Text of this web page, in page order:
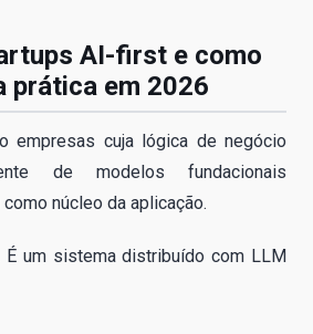
AI-first e como
prática em 2026
empresas cuja lógica de negócio
de modelos fundacionais
núcleo da aplicação.
É um sistema distribuído com LLM